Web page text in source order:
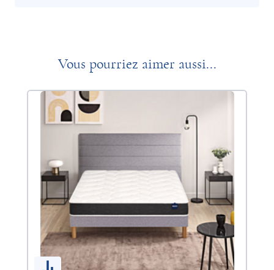
Vous pourriez aimer aussi...